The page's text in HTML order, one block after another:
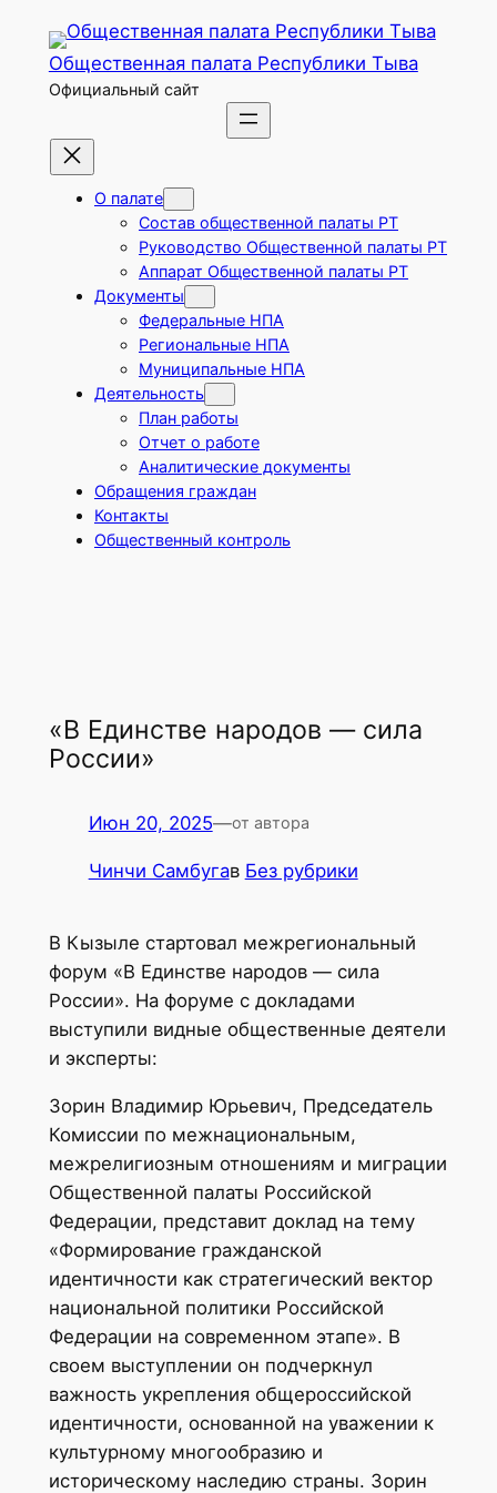
Перейти
содержимому
Общественная палата Республики Тыва
Официальный сайт
О палате
Состав общественной палаты РТ
Руководство Общественной палаты РТ
Аппарат Общественной палаты РТ
Документы
Федеральные НПА
Региональные НПА
Муниципальные НПА
Деятельность
План работы
Отчет о работе
Аналитические документы
Обращения граждан
Контакты
Общественный контроль
«В Единстве народов — сила
России»
Июн 20, 2025—от автора
Чинчи Самбугав Без рубрики
В Кызыле стартовал межрегиональный
форум «В Единстве народов — сила
России». На форуме с докладами
выступили видные общественные деятели
и эксперты:
Зорин Владимир Юрьевич, Председатель
Комиссии по межнациональным,
межрелигиозным отношениям и миграции
Общественной палаты Российской
Федерации, представит доклад на тему
«Формирование гражданской
идентичности как стратегический вектор
национальной политики Российской
Федерации на современном этапе». В
своем выступлении он подчеркнул
важность укрепления общероссийской
идентичности, основанной на уважении к
культурному многообразию и
историческому наследию страны. Зорин